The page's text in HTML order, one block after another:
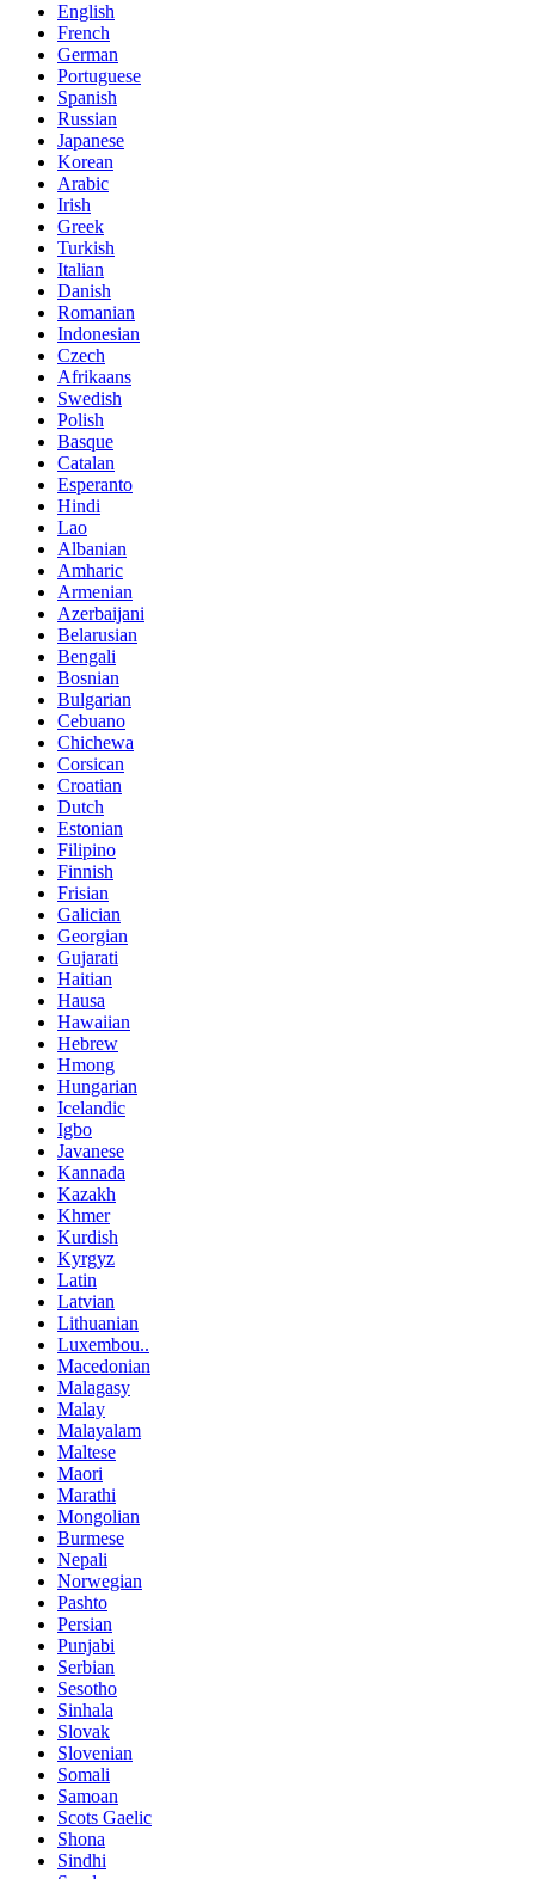
English
French
German
Portuguese
Spanish
Russian
Japanese
Korean
Arabic
Irish
Greek
Turkish
Italian
Danish
Romanian
Indonesian
Czech
Afrikaans
Swedish
Polish
Basque
Catalan
Esperanto
Hindi
Lao
Albanian
Amharic
Armenian
Azerbaijani
Belarusian
Bengali
Bosnian
Bulgarian
Cebuano
Chichewa
Corsican
Croatian
Dutch
Estonian
Filipino
Finnish
Frisian
Galician
Georgian
Gujarati
Haitian
Hausa
Hawaiian
Hebrew
Hmong
Hungarian
Icelandic
Igbo
Javanese
Kannada
Kazakh
Khmer
Kurdish
Kyrgyz
Latin
Latvian
Lithuanian
Luxembou..
Macedonian
Malagasy
Malay
Malayalam
Maltese
Maori
Marathi
Mongolian
Burmese
Nepali
Norwegian
Pashto
Persian
Punjabi
Serbian
Sesotho
Sinhala
Slovak
Slovenian
Somali
Samoan
Scots Gaelic
Shona
Sindhi